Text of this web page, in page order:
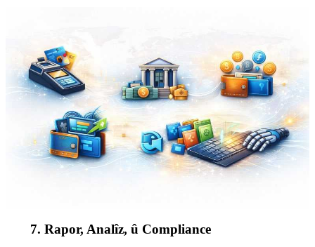
7. Rapor, Analîz, û Compliance